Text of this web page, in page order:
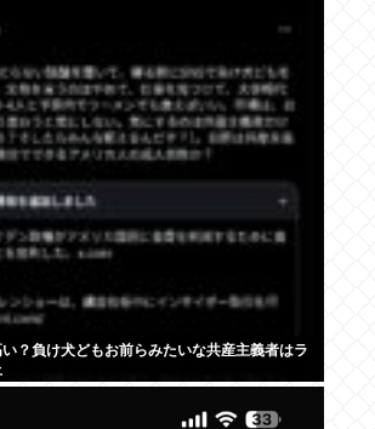
？負け犬どもお前らみたいな共産主義者はラ